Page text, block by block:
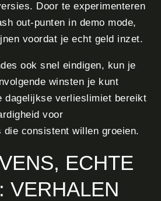
Door te experimenteren
out‑punten in demo mode,
voordat je echt geld inzet.
ook snel eindigen, kun je
winsten je kunt
dagelijkse verlieslimiet bereikt
voor
die consistent willen groeien.
ECHTE
VERHALEN